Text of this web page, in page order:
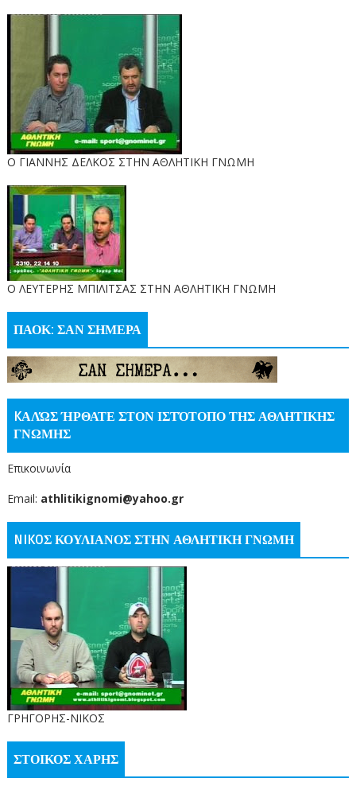
Ο ΓΙΑΝΝΗΣ ΔΕΛΚΟΣ ΣΤΗΝ ΑΘΛΗΤΙΚΗ ΓΝΩΜΗ
O ΛΕΥΤΕΡΗΣ ΜΠΙΛΙΤΣΑΣ ΣΤΗΝ ΑΘΛΗΤΙΚΗ ΓΝΩΜΗ
ΠΑΟΚ: ΣΑΝ ΣΗΜΕΡΑ
KΑΛΏΣ ΉΡΘΑΤΕ ΣΤΟΝ ΙΣΤΌΤΟΠΟ ΤΗΣ ΑΘΛΗΤΙΚΗΣ
ΓΝΩΜΗΣ
Επικοινωνία
Email: athlitikignomi@yahoo.gr
NIKOΣ ΚΟΥΛΙΑΝΟΣ ΣΤΗΝ ΑΘΛΗΤΙΚΗ ΓΝΩΜΗ
ΓΡΗΓΟΡΗΣ-ΝΙΚΟΣ
ΣΤΟΙΚΟΣ ΧΑΡΗΣ